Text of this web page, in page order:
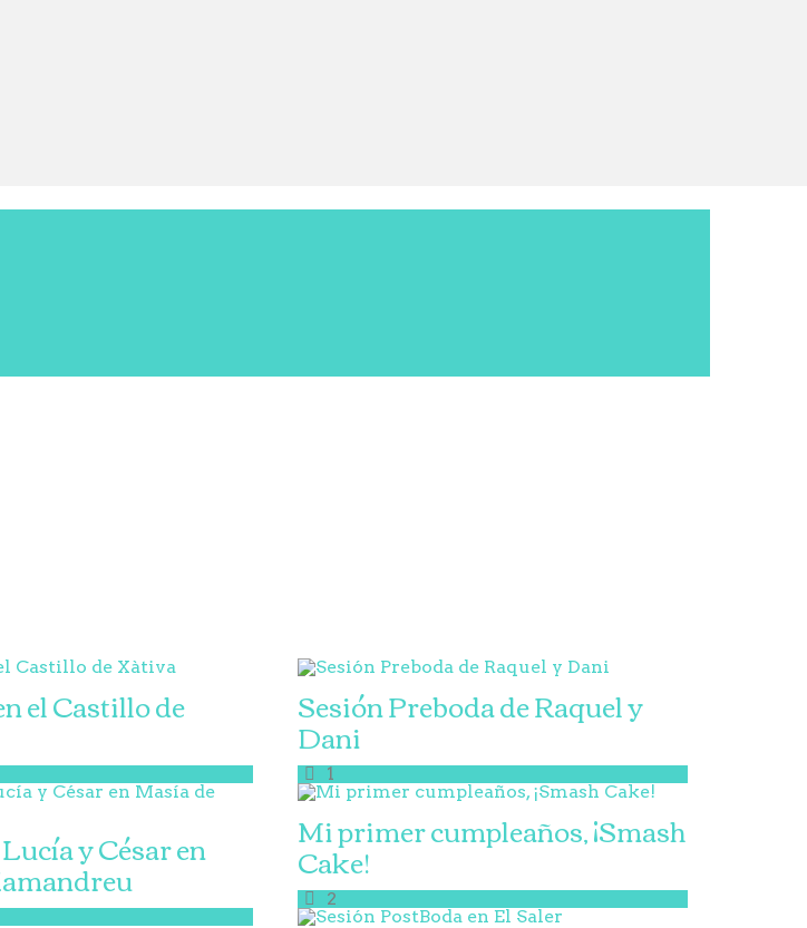
el Castillo de Sesión Preboda de Raquel y
Dani
1
y César en Mi primer cumpleaños, ¡Smash
Cake!
2